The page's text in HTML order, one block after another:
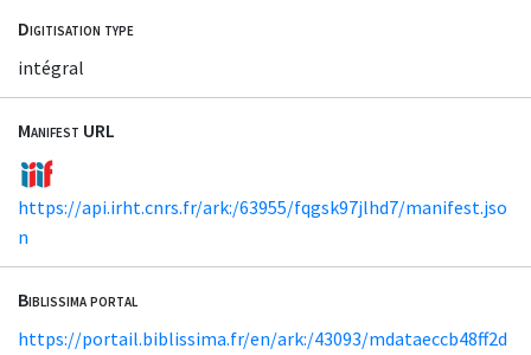
Digitisation type
intégral
Manifest URL
https://api.irht.cnrs.fr/ark:/63955/fqgsk97jlhd7/manifest.jso
n
Biblissima portal
https://portail.biblissima.fr/en/ark:/43093/mdataeccb48ff2d